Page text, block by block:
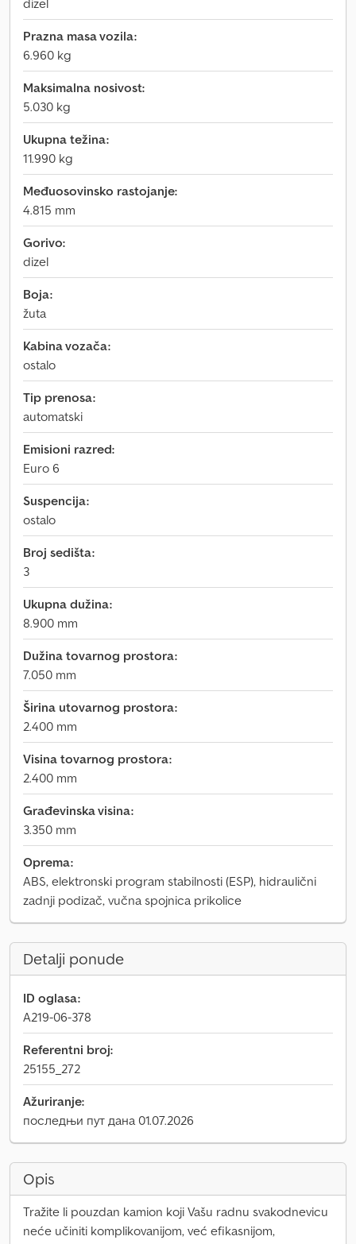
dizel
Prazna masa vozila:
6.960 kg
Maksimalna nosivost:
5.030 kg
Ukupna težina:
11.990 kg
Međuosovinsko rastojanje:
4.815 mm
Gorivo:
dizel
Boja:
žuta
Kabina vozača:
ostalo
Tip prenosa:
automatski
Emisioni razred:
Euro 6
Suspencija:
ostalo
Broj sedišta:
3
Ukupna dužina:
8.900 mm
Dužina tovarnog prostora:
7.050 mm
Širina utovarnog prostora:
2.400 mm
Visina tovarnog prostora:
2.400 mm
Građevinska visina:
3.350 mm
Oprema:
ABS, elektronski program stabilnosti (ESP), hidraulični
zadnji podizač, vučna spojnica prikolice
Detalji ponude
ID oglasa:
A219-06-378
Referentni broj:
25155_272
Ažuriranje:
последњи пут дана 01.07.2026
Opis
Tražite li pouzdan kamion koji Vašu radnu svakodnevicu
neće učiniti komplikovanijom, već efikasnijom,